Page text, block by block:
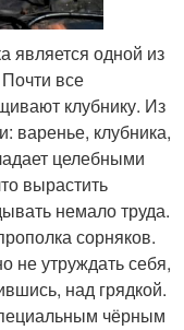
является одной из
все
клубнику. Из
варенье, клубника,
целебными
вырастить
немало труда.
сорняков.
не утруждать себя,
над грядкой.
чёрным